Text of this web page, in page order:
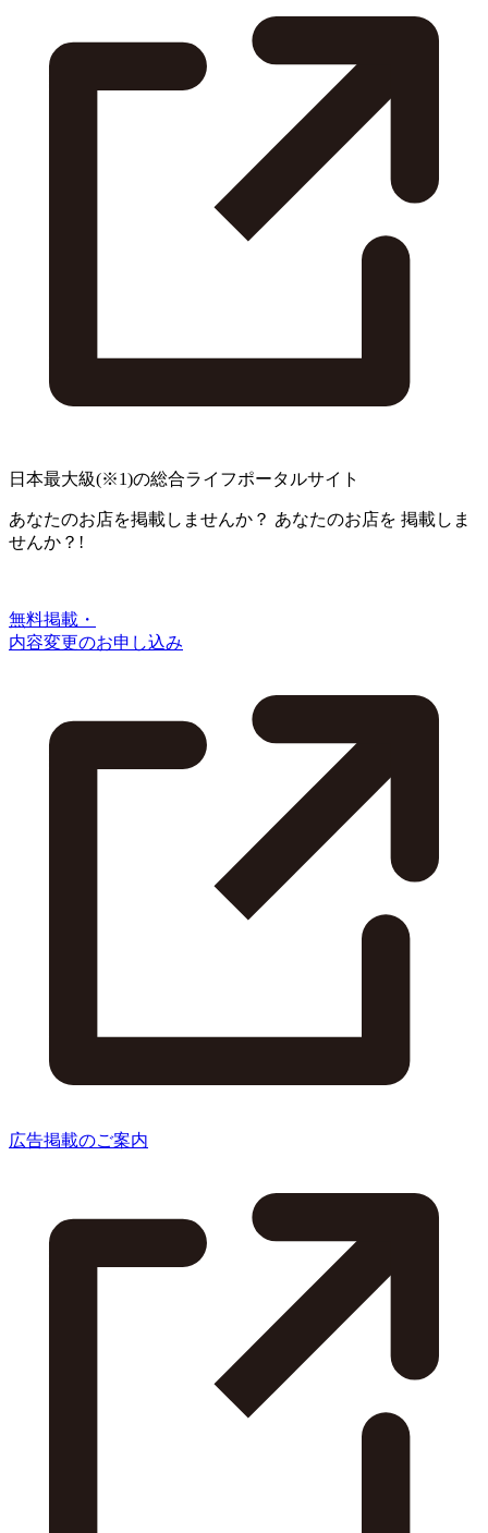
日本最大級(※1)の総合ライフポータルサイト
あなたのお店を掲載しませんか？ あなたのお店を 掲載しま
せんか？!
無料掲載・
内容変更のお申し込み
広告掲載のご案内